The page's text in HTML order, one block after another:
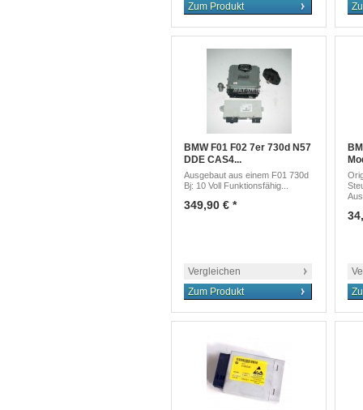
Zum Produkt
BMW F01 F02 7er 730d N57
DDE CAS4...
Ausgebaut aus einem F01 730d
Bj: 10 Voll Funktionsfähig...
349,90 € *
Vergleichen
Zum Produkt